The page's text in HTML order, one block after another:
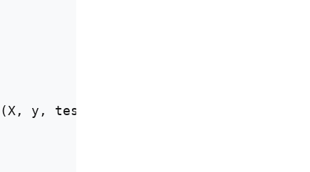
test_size=0.2, random_state=42)